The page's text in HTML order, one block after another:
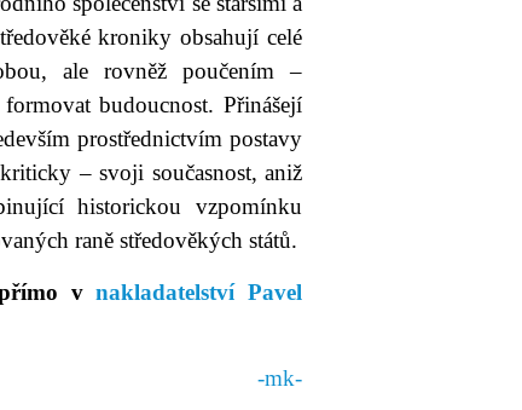
kroniky obsahují celé
ale rovněž poučením –
budoucnost. Přinášejí
prostřednictvím postavy
– svoji současnost, aniž
historickou vzpomínku
raně středověkých států.
přímo vnakladatelství Pavel
-mk-